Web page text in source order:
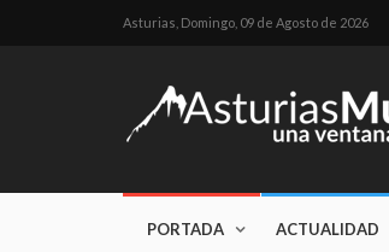
Asturias, Domingo, 09 de Agosto de 2026
PORTADA ACTUALIDAD